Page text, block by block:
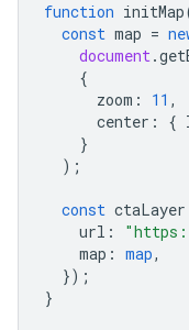
function initMap
const map =
document.
{
zoom : 11 ,
center : {
}
);
const ctaLayer
url :
map : map,
});
}